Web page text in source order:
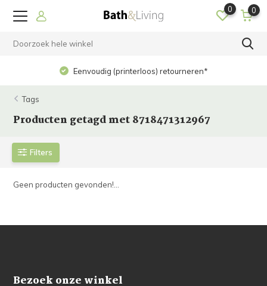
0 0
Eenvoudig (printerloos) retourneren*
Tags
Producten getagd met 8718471312967
Filters
Geen producten gevonden!...
Bezoek onze winkel